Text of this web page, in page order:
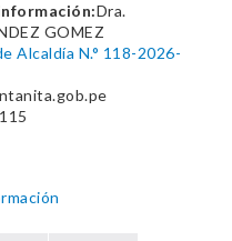
Dra.
GOMEZ
Alcaldía N.° 118-2026-